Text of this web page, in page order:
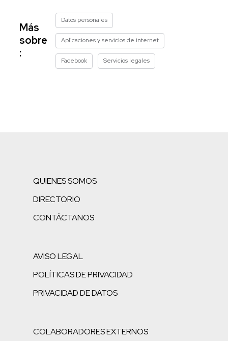
Más
sobre
:
Datos personales
Aplicaciones y servicios de internet
Facebook Servicios legales
QUIENES SOMOS
DIRECTORIO
CONTÁCTANOS
AVISO LEGAL
POLÍTICAS DE PRIVACIDAD
PRIVACIDAD DE DATOS
COLABORADORES EXTERNOS